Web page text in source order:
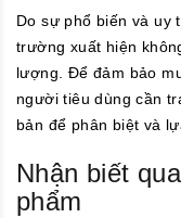
Do sự phổ biến và uy
trường xuất hiện
lượng. Để đảm bảo
người tiêu dùng cần
bản để phân biệt và
Nhận biết
phẩm